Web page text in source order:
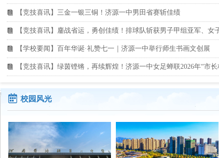
뀴 【竞技喜讯】三金一银三铜！济源一中男田省赛斩佳绩
뀴 【竞技喜讯】鏖战省运，勇创佳绩！排球队斩获男子甲组亚军、女
뀴 【学校要闻】百年华诞·礼赞七一｜济源一中举行师生书画文创展
뀴 【竞技喜讯】绿茵铿锵，再续辉煌！济源一中女足蝉联2026年“市长
녀 校园风光